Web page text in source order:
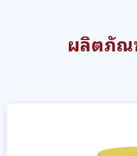
ผลิตภัณ